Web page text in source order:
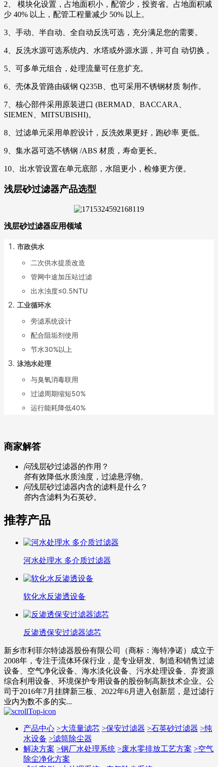
2、 模块化设置，占地面积小，配管少，投资省。占地面积减
少 40% 以上，配管工程量减少 50% 以上。
3、手动、半自动、全自动反洗可选，充分满足您的需要。
4、反洗水源可选系统内、水塔或外源水源，并可自 动切换 。
5、可多单元组合，处理流量可任意扩充。
6、壳体及管路由碳钢 Q235B、也可采用不锈钢材质 制作。
7、核心部件采用原装进口 (BERMAD、BACCARA、
SIEMEN、MITSUBISHI)。
8、过滤单元采用单腔设计，反洗效果更好，跑砂率 更低。
9、集水器可选不锈钢 /ABS 材质，寿命更长。
10、出水管设置在单元底部，水阻更小，检修更方便。
浅层砂过滤器产品选型
浅层砂过滤器应用领域
市政供水
二次供水提质改造
管网中途加压站过滤
出水浊度≤0.5NTU
工业循环水
旁滤系统设计
配合阻垢剂使用
节水30%以上
泳池水处理
与臭氧消毒联用
过滤周期缩短50%
运行能耗降低40%
商家解答
问浅层砂过滤器的作用？
答有效降低水质浊度，过滤悬浮物。
问浅层砂过滤器内含的滤料是什么？
答内含滤料为石英砂。
推荐产品
河水处理水 多介质过滤器
软化水反渗透设备
反渗透保安过滤器滤芯
新乡市利菲尔特滤器股份有限公司（商标：海特净诺）成立于
2008年，专注于流体环保行业，是专业研发、制造和销售过滤
设备、空气净化设备、海水淡化设备、污水处理设备、弃资源
综合利用设备、环境保护专用设备的股份制高新技术企业。公
司于2016年7月挂牌新三板、2022年6月进入创新层，是过滤行
业内为数不多的实...
产品中心 >大流量滤芯 >保安过滤器 >石英砂过滤器 >纯
水设备 >滤筒除尘器
解决方案 >钢厂水处理系统 >废水零排放工艺方案 >空气
除尘净化方案